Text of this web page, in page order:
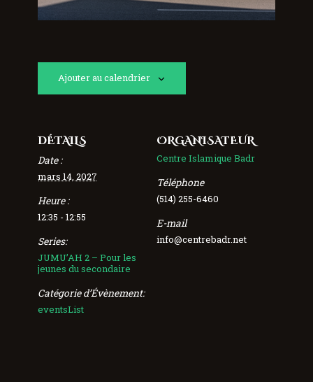
Ajouter au calendrier
DÉTAILS
Date :
mars 14, 2027
Heure :
12:35 - 12:55
Series:
JUMU’AH 2 – Pour les
jeunes du secondaire
Catégorie d’Évènement:
eventsList
ORGANISATEUR
Centre Islamique Badr
Téléphone
(514) 255-6460
E-mail
info@centrebadr.net